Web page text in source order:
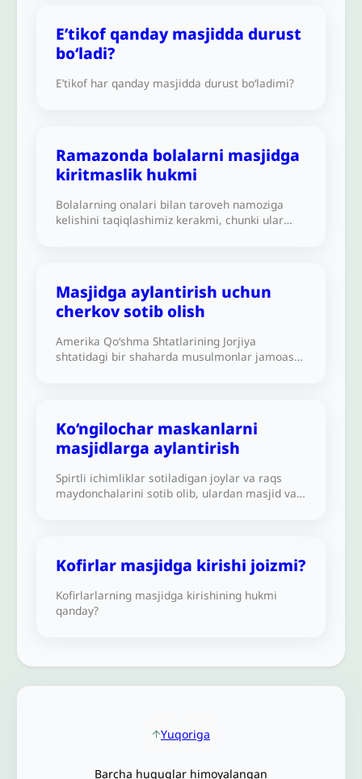
E’tikof qanday masjidda durust
bo‘ladi?
E’tikof har qanday masjidda durust bo‘ladimi?
Ramazonda bolalarni masjidga
kiritmaslik hukmi
Bolalarning onalari bilan taroveh namoziga
kelishini taqiqlashimiz kerakmi, chunki ular
Masjidga aylantirish uchun
cherkov sotib olish
Amerika Qo‘shma Shtatlarining Jorjiya
shtatidagi bir shaharda musulmonlar jamoasi
tashlagach, masjidga aylantirishi joizmi?
Ko‘ngilochar maskanlarni
masjidlarga aylantirish
Spirtli ichimliklar sotiladigan joylar va raqs
maydonchalarini sotib olib, ulardan masjid va
Kofirlar masjidga kirishi joizmi?
Kofirlarlarning masjidga kirishining hukmi
qanday?
Yuqoriga
Barcha huquqlar himoyalangan